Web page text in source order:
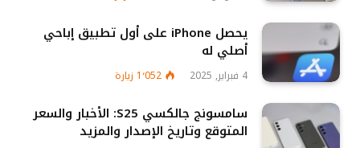
يحصل iPhone على أول تطبيق إباحي
أصلي له
4 فبراير, 2025 1٬052 زيارة
سامسونج جالكسي S25: الأخبار والسعر
المتوقع وتاريخ الإصدار والمزيد